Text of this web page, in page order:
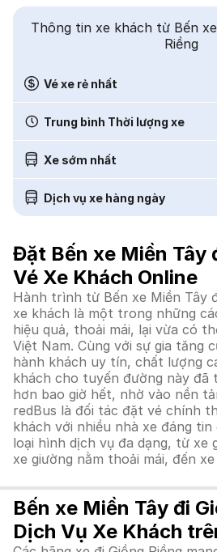
Thông tin xe khách từ Bến
Riềng
Vé xe rẻ nhất
Trung bình Thời lượng xe
Xe sớm nhất
Dịch vụ xe hàng ngày
Đặt Bến xe Miền Tây
Vé Xe Khách Online
Hành trình từ Bến xe Miền Tây
xe khách là một trong những
hiệu quả, thoải mái, lại vừa có
Việt Nam. Cùng với sự gia tăng
hành khách uy tín, chất lượng
khách cho tuyến đường này đã
hơn bao giờ hết, nhờ vào nền
redBus là đối tác đặt vé chính
khách với nhiều nhà xe đáng tin
loại hình dịch vụ đa dạng, từ xe
xe giường nằm thoải mái, đến
Bến xe Miền Tây đi
Dịch Vụ Xe Khách